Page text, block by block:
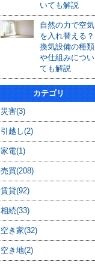
いても解説
自然の力で空気
を入れ替える？
換気設備の種類
や仕組みについ
ても解説
カテゴリ
災害(3)
引越し(2)
家電(1)
売買(208)
賃貸(92)
相続(33)
空き家(32)
空き地(2)